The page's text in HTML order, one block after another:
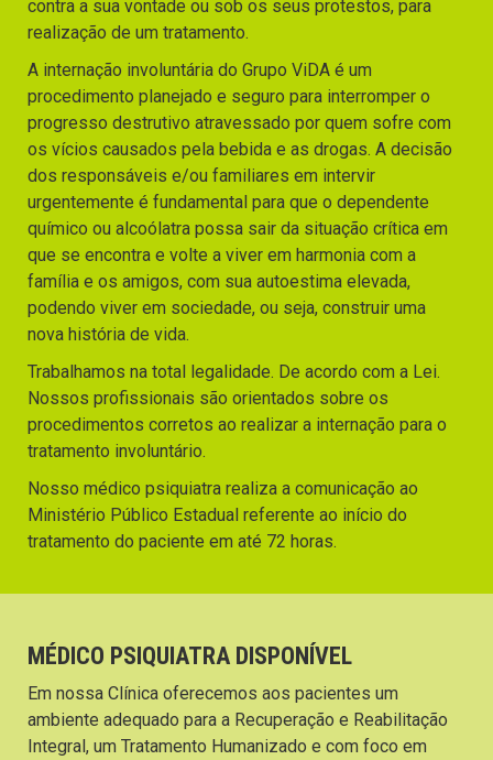
contra a sua vontade ou sob os seus protestos, para
realização de um tratamento.
A internação involuntária do Grupo ViDA é um
procedimento planejado e seguro para interromper o
progresso destrutivo atravessado por quem sofre com
os vícios causados pela bebida e as drogas. A decisão
dos responsáveis e/ou familiares em intervir
urgentemente é fundamental para que o dependente
químico ou alcoólatra possa sair da situação crítica em
que se encontra e volte a viver em harmonia com a
família e os amigos, com sua autoestima elevada,
podendo viver em sociedade, ou seja, construir uma
nova história de vida.
Trabalhamos na total legalidade. De acordo com a Lei.
Nossos profissionais são orientados sobre os
procedimentos corretos ao realizar a internação para o
tratamento involuntário.
Nosso médico psiquiatra realiza a comunicação ao
Ministério Público Estadual referente ao início do
tratamento do paciente em até 72 horas.
MÉDICO PSIQUIATRA DISPONÍVEL
Em nossa Clínica oferecemos aos pacientes um
ambiente adequado para a Recuperação e Reabilitação
Integral, um Tratamento Humanizado e com foco em